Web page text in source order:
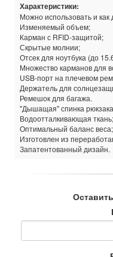
Характеристики:
Можно использовать и как
Изменяемый объем;
Карман с RFID-защитой;
Скрытые молнии;
Отсек для ноутбука (до
Множество карманов для
USB-порт на плечевом
Держатель для
Ремешок для багажа.
"Дышащая" спинка
Водоотталкивающая ткань;
Оптимальный баланс веса;
Изготовлен из
Запатентованный дизайн.